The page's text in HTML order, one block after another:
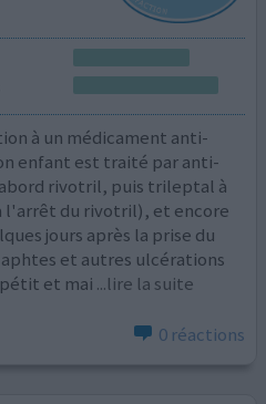
à un médicament anti-
enfant est traité par anti-
rivotril, puis trileptal à
l'arrêt du rivotril), et encore
jours après la prise du
et autres ulcérations
et mai ...lire la suite
0 réactions